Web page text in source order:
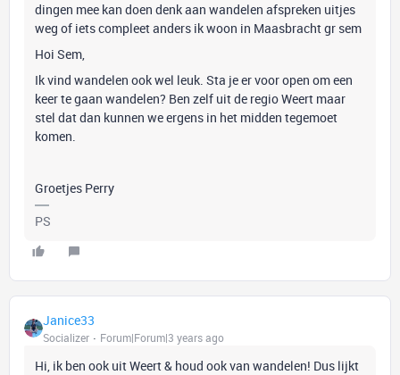
dingen mee kan doen denk aan wandelen afspreken uitjes
weg of iets compleet anders ik woon in Maasbracht gr sem
Hoi Sem,
Ik vind wandelen ook wel leuk. Sta je er voor open om een
keer te gaan wandelen? Ben zelf uit de regio Weert maar
stel dat dan kunnen we ergens in het midden tegemoet
komen.
Groetjes Perry
PS
Janice33
Socializer Forum|Forum|3 years ago
Hi, ik ben ook uit Weert & houd ook van wandelen! Dus lijkt